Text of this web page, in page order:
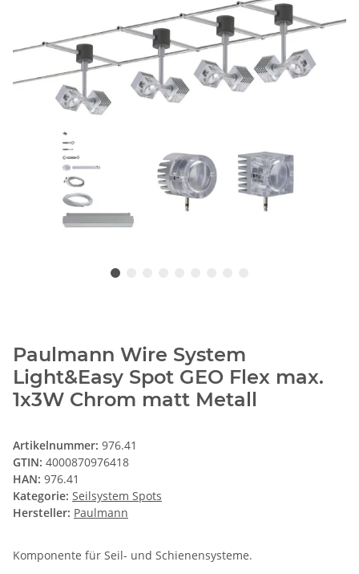
Paulmann Wire System
Light&Easy Spot GEO Flex max.
1x3W Chrom matt Metall
Artikelnummer: 976.41
GTIN: 4000870976418
HAN: 976.41
Kategorie: Seilsystem Spots
Hersteller: Paulmann
Komponente für Seil- und Schienensysteme.